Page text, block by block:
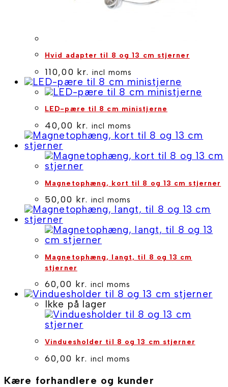
Hvid adapter til 8 og 13 cm stjerner
110,00 kr. incl moms
LED-pære til 8 cm ministjerne
40,00 kr. incl moms
Magnetophæng, kort til 8 og 13 cm stjerner
50,00 kr. incl moms
Magnetophæng, langt, til 8 og 13 cm
stjerner
60,00 kr. incl moms
Ikke på lager
Vinduesholder til 8 og 13 cm stjerner
60,00 kr. incl moms
Kære forhandlere og kunder